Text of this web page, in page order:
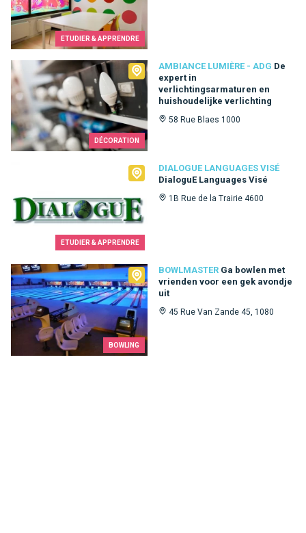
ETUDIER & APPRENDRE
DÉCORATION
AMBIANCE LUMIÈRE - ADG De
expert in
verlichtingsarmaturen en
huishoudelijke verlichting
58 Rue Blaes 1000
Ambiance Lumière - ADG
ETUDIER & APPRENDRE
DIALOGUE LANGUAGES VISÉ
DialoguE Languages Visé
1B Rue de la Trairie 4600
Dialogue Languages Visé
BOWLING
BOWLMASTER Ga bowlen met
vrienden voor een gek avondje
uit
45 Rue Van Zande 45, 1080
Bowlmaster